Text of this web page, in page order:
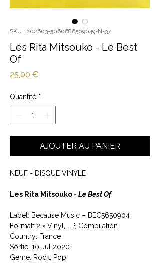
SKU : 202603-5060686509049-N-37
Les Rita Mitsouko - Le Best
Of
25,00 €Prix
Quantité *
AJOUTER AU PANIER
NEUF - DISQUE VINYLE
Les Rita Mitsouko - Le Best Of
Label: Because Music ‎– BEC5650904
Format: 2 × Vinyl, LP, Compilation
Country: France
Sortie: 10 Jul 2020
Genre: Rock, Pop